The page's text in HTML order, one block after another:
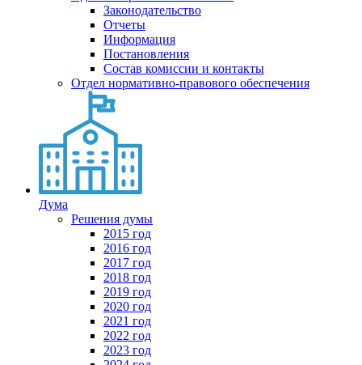
Законодательство
Отчеты
Информация
Постановления
Состав комиссии и контакты
Отдел нормативно-правового обеспечения
Дума
Решения думы
2015 год
2016 год
2017 год
2018 год
2019 год
2020 год
2021 год
2022 год
2023 год